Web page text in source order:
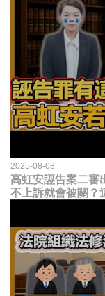
2025-08-08
高虹安誣告案二審
不上訴就會被關？